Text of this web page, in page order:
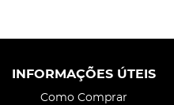
INFORMAÇÕES ÚTEIS
Como Comprar